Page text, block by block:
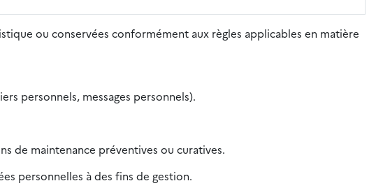
ou conservées conformément aux règles applicables en matière
personnels, messages personnels).
de maintenance préventives ou curatives.
personnelles à des fins de gestion.